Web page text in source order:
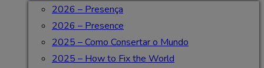
2026 – Presença
2026 – Presence
2025 – Como Consertar o Mundo
2025 – How to Fix the World